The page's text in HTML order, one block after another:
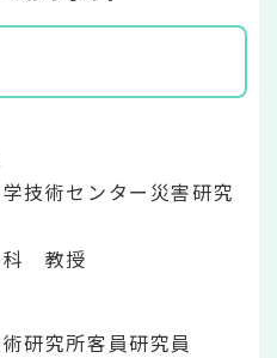
技術センター災害研究
科 教授
研究所客員研究員